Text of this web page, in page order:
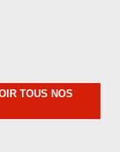
TOUS NOS